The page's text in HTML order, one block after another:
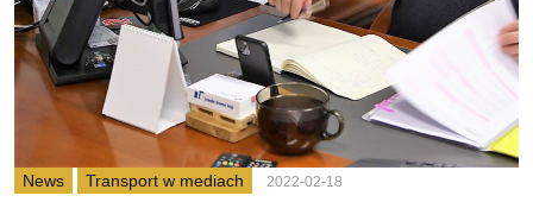
News Transport w mediach 2022-02-18